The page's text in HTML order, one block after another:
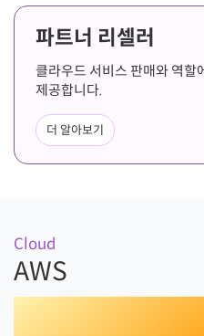
파트너 리셀러
클라우드 서비스 판매와 역할
제공합니다.
더 알아보기
Cloud
AWS